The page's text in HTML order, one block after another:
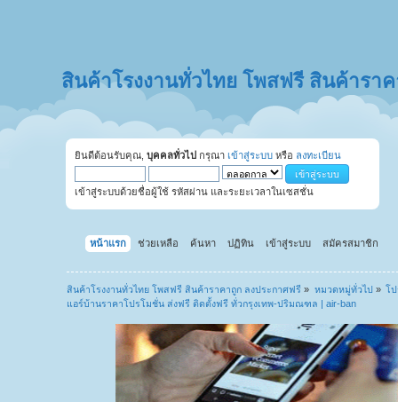
สินค้าโรงงานทั่วไทย โพสฟรี สินค้ารา
ยินดีต้อนรับคุณ, บุคคลทั่วไป กรุณา เข้าสู่ระบบ หรือ ลงทะเบียน
เข้าสู่ระบบด้วยชื่อผู้ใช้ รหัสผ่าน และระยะเวลาในเซสชั่น
หน้าแรก ช่วยเหลือ ค้นหา ปฏิทิน เข้าสู่ระบบ สมัครสมาชิก
สินค้าโรงงานทั่วไทย โพสฟรี สินค้าราคาถูก ลงประกาศฟรี » หมวดหมู่ทั่วไป » โ
แอร์บ้านราคาโปรโมชั่น ส่งฟรี ติดตั้งฟรี ทั่วกรุงเทพ-ปริมณฑล | air-ban